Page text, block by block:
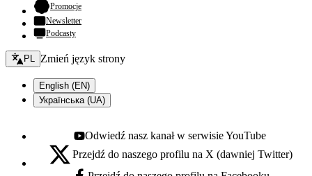
Promocje- otwiera się w nowej karcie
Newsletter
Podcasty
Zmień język - bieżący:
PL Zmień język strony
English (EN)
Українська (UA)
Youtube - otwiera się w nowej karcie
Odwiedź nasz kanał w serwisie YouTube
X - otwiera się w nowej karcie
Przejdź do naszego profilu na X (dawniej Twitter)